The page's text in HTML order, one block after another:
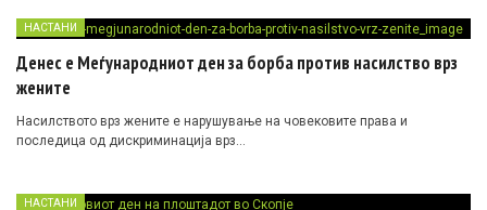
НАСТАНИ
Денес е Меѓународниот ден за борба против насилство врз
жените
Насилството врз жените е нарушување на човековите права и
последица од дискриминација врз…
НАСТАНИ